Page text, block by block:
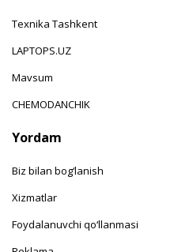
Texnika Tashkent
LAPTOPS.UZ
Mavsum
CHEMODANCHIK
Yordam
Biz bilan bog‘lanish
Xizmatlar
Foydalanuvchi qo‘llanmasi